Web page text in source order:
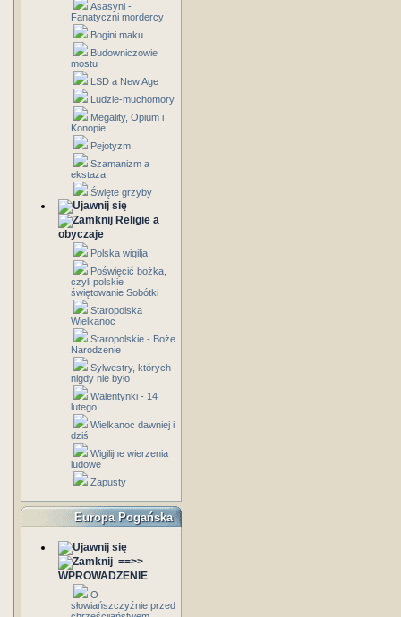
Asasyni -
Fanatyczni mordercy
Bogini maku
Budowniczowie
mostu
LSD a New Age
Ludzie-muchomory
Megality, Opium i
Konopie
Pejotyzm
Szamanizm a
ekstaza
Święte grzyby
Religie a
obyczaje
Polska wigilja
Poświęcić bożka,
czyli polskie
świętowanie Sobótki
Staropolska
Wielkanoc
Staropolskie - Boże
Narodzenie
Sylwestry, których
nigdy nie było
Walentynki - 14
lutego
Wielkanoc dawniej i
dziś
Wigilijne wierzenia
ludowe
Zapusty
Europa Pogańska
==>>
WPROWADZENIE
O
słowiańszczyźnie przed